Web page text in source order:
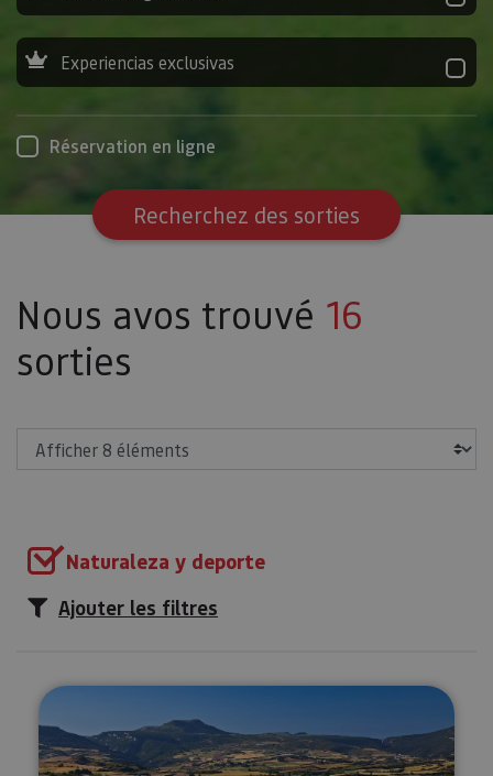
Experiencias exclusivas
Réservation en ligne
Recherchez des sorties
Nous avos trouvé 16
sorties
Naturaleza y deporte
Ajouter les filtres
Sup Yoga au Barrage d'Alloz